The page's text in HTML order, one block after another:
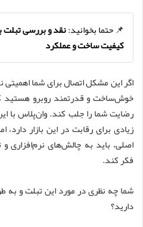
📌 حتما بخوانید:
کیفیت ساخت و عملکرد
اگر این مشکل اتصال برای شما اهمیتی
خوش‌ساخت و قدرتمند روبرو هستید
رضایت شما را جلب کند. وان‌پلاس با
زیادی برای رقابت در این بازار
اصلی، باید به چالش‌های
فکر کند.
شما چه نظری در مورد این تبلت و به
دارید؟